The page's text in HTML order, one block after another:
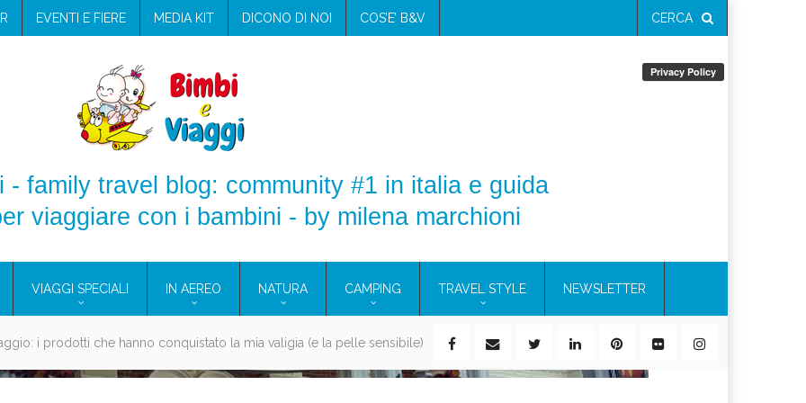
EVENTI E FIERE MEDIA KIT DICONO DI NOI COS’E’ B&V CERCA
- family travel blog: community #1 in italia e guida
viaggiare con i bambini - by milena marchioni
VIAGGI SPECIALI IN AEREO NATURA CAMPING TRAVEL STYLE NEWSLETTER
Eolie e a Pantelleria!